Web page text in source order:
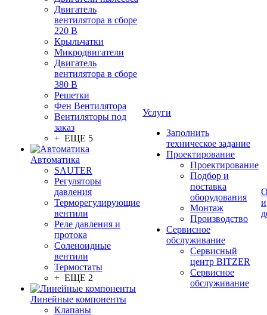
Двигатель
вентилятора в сборе
220 В
Крыльчатки
Микродвигатели
Двигатель
вентилятора в сборе
380 В
Решетки
Фен Вентилятора
Вентиляторы под
заказ
+ ЕЩЕ 5
Автоматика
SAUTER
Регуляторы
давления
Терморегулирующие
вентили
Реле давления и
протока
Соленоидные
вентили
Термостаты
+ ЕЩЕ 2
Линейные компоненты
Клапаны
Услуги
Заполнить
техническое задание
Проектирование
Проектирование
Подбор и
поставка
оборудования
Монтаж
Производство
Сервисное
обслуживание
Сервисный
центр BITZER
Сервисное
обслуживание
и